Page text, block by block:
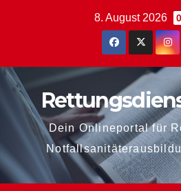
8. August 2026
Dein Onlineportal für